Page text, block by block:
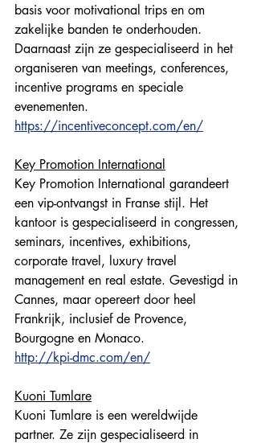
basis voor motivational trips en om
zakelijke banden te onderhouden.
Daarnaast zijn ze gespecialiseerd in het
organiseren van meetings, conferences,
incentive programs en speciale
evenementen.
https://incentiveconcept.com/en/
Key Promotion International
Key Promotion International garandeert
een vip-ontvangst in Franse stijl. Het
kantoor is gespecialiseerd in congressen,
seminars, incentives, exhibitions,
corporate travel, luxury travel
management en real estate. Gevestigd in
Cannes, maar opereert door heel
Frankrijk, inclusief de Provence,
Bourgogne en Monaco.
http://kpi-dmc.com/en/
Kuoni Tumlare
Kuoni Tumlare is een wereldwijde
partner. Ze zijn gespecialiseerd in